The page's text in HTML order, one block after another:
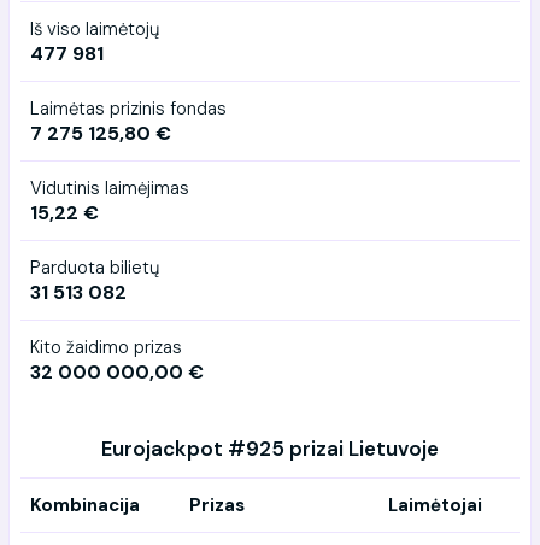
Iš viso laimėtojų
477 981
Laimėtas prizinis fondas
7 275 125,80 €
Vidutinis laimėjimas
15,22 €
Parduota bilietų
31 513 082
Kito žaidimo prizas
32 000 000,00 €
Eurojackpot #925 prizai Lietuvoje
Kombinacija Prizas Laimėtojai